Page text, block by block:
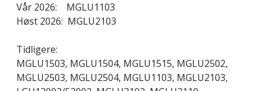
Vår 2026: MGLU1103
Høst 2026: MGLU2103
Tidligere:
MGLU1503, MGLU1504, MGLU1515, MGLU2502,
MGLU2503, MGLU2504, MGLU1103, MGLU2103,